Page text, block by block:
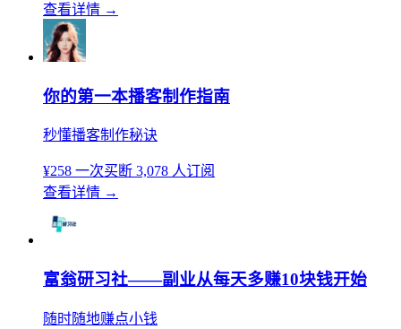
查看详情 →
你的第一本播客制作指南
秒懂播客制作秘诀
¥258 一次买断 3,078 人订阅
查看详情 →
富翁研习社——副业从每天多赚10块钱开始
随时随地赚点小钱